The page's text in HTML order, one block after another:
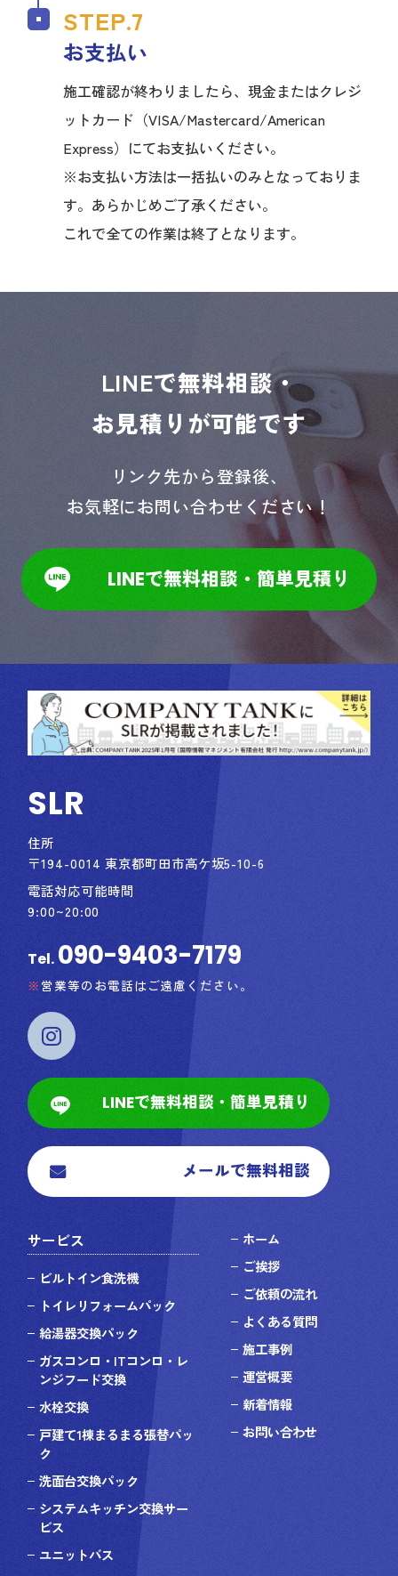
お支払い
施工確認が終わりましたら、現金またはクレジ
ットカード（VISA/Mastercard/American
Express）にてお支払いください。
※お支払い方法は一括払いのみとなっておりま
す。あらかじめご了承ください。
これで全ての作業は終了となります。
LINEで無料相談・
お見積りが可能です
リンク先から登録後、
お気軽にお問い合わせください！
LINEで無料相談・簡単見積り
SLR
住所
〒194-0014 東京都町田市高ケ坂5-10-6
電話対応可能時間
9:00~20:00
Tel. 090-9403-7179
営業等のお電話はご遠慮ください。
LINEで無料相談・簡単見積り
メールで無料相談
サービス
ビルトイン食洗機
トイレリフォームパック
給湯器交換パック
ガスコンロ・ITコンロ・レ
ンジフード交換
水栓交換
戸建て1棟まるまる張替パッ
ク
洗面台交換パック
システムキッチン交換サー
ビス
ユニットバス
ホーム
ご挨拶
ご依頼の流れ
よくある質問
施工事例
運営概要
新着情報
お問い合わせ